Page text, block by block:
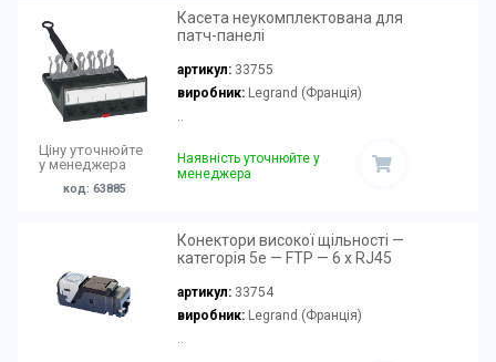
Ціну уточнюйте
у менеджера
код: 63885
Касета неукомплектована для
патч-панелі
артикул: 33755
виробник:Legrand (Франція)
..
Наявність уточнюйте у
менеджера
Конектори високої щільності —
категорія 5e — FTP — 6 x RJ45
артикул: 33754
виробник:Legrand (Франція)
..